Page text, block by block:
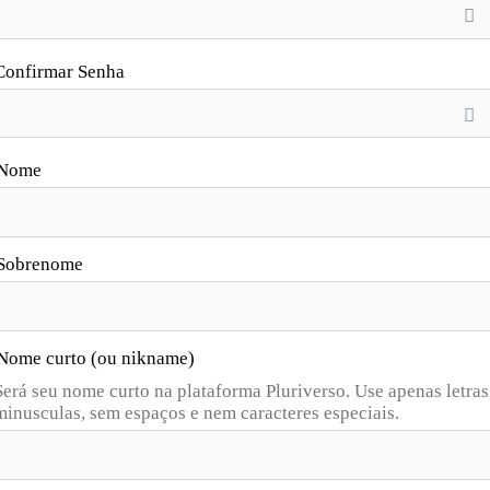
Senha
curto (ou nikname)
seu nome curto na plataforma Pluriverso. Use apenas letras
sem espaços e nem caracteres especiais.